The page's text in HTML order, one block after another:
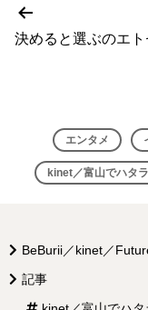
投
稿
ョ
ン
の
投
決めると選ぶのエト
エンタメ
kinet／富山でハタラ
BeBurii／kinet／
記事